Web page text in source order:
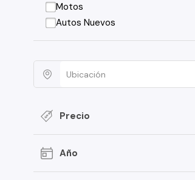
Motos
Autos Nuevos
Precio
Año